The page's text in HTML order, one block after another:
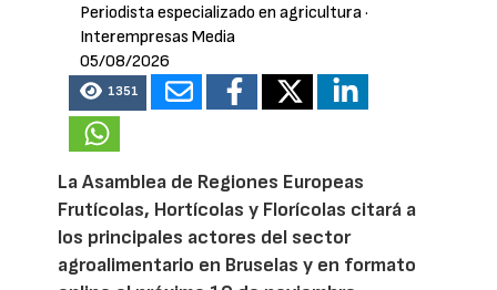
Periodista especializado en agricultura·
Interempresas Media
05/08/2026
1351
La Asamblea de Regiones Europeas
Frutícolas, Hortícolas y Florícolas citará a
los principales actores del sector
agroalimentario en Bruselas y en formato